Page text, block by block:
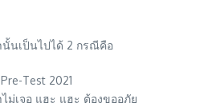
นั้นเป็นไปได้ 2 กรณีคือ
Test 2021
ม่เจอ แฮะ แฮะ ต้องขออภัย